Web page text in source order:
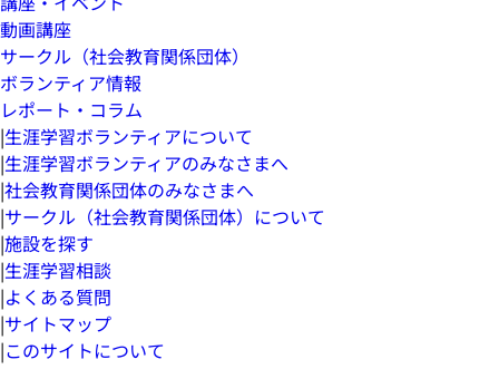
動画講座
サークル（社会教育関係団体）
ボランティア情報
レポート・コラム
|生涯学習ボランティアについて
|生涯学習ボランティアのみなさまへ
|社会教育関係団体のみなさまへ
|サークル（社会教育関係団体）について
|施設を探す
|生涯学習相談
|よくある質問
|サイトマップ
|このサイトについて